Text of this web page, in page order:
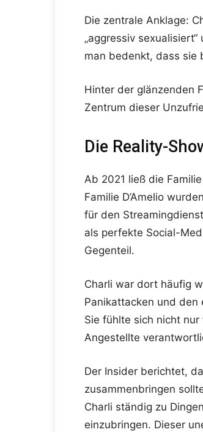
Die zentrale Anklage:
„aggressiv
man bedenkt, dass sie
Hinter der glänzenden
Zentrum dieser
Die Reality-
Ab 2021 ließ die
Familie D’Amelio
für den
als perfekte Social-
Gegenteil.
Charli war dort häufig
Panikattacken und den
Sie fühlte sich nicht
Angestellte
Der Insider berichtet,
zusammenbringen
Charli ständig zu
einzubringen. Dieser